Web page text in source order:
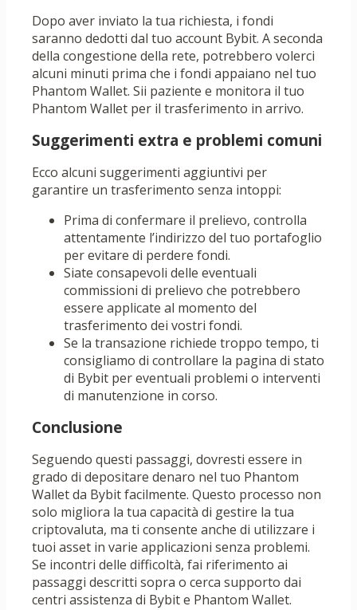
Dopo aver inviato la tua richiesta, i fondi
saranno dedotti dal tuo account Bybit. A seconda
della congestione della rete, potrebbero volerci
alcuni minuti prima che i fondi appaiano nel tuo
Phantom Wallet. Sii paziente e monitora il tuo
Phantom Wallet per il trasferimento in arrivo.
Suggerimenti extra e problemi comuni
Ecco alcuni suggerimenti aggiuntivi per
garantire un trasferimento senza intoppi:
Prima di confermare il prelievo, controlla
attentamente l’indirizzo del tuo portafoglio
per evitare di perdere fondi.
Siate consapevoli delle eventuali
commissioni di prelievo che potrebbero
essere applicate al momento del
trasferimento dei vostri fondi.
Se la transazione richiede troppo tempo, ti
consigliamo di controllare la pagina di stato
di Bybit per eventuali problemi o interventi
di manutenzione in corso.
Conclusione
Seguendo questi passaggi, dovresti essere in
grado di depositare denaro nel tuo Phantom
Wallet da Bybit facilmente. Questo processo non
solo migliora la tua capacità di gestire la tua
criptovaluta, ma ti consente anche di utilizzare i
tuoi asset in varie applicazioni senza problemi.
Se incontri delle difficoltà, fai riferimento ai
passaggi descritti sopra o cerca supporto dai
centri assistenza di Bybit e Phantom Wallet.